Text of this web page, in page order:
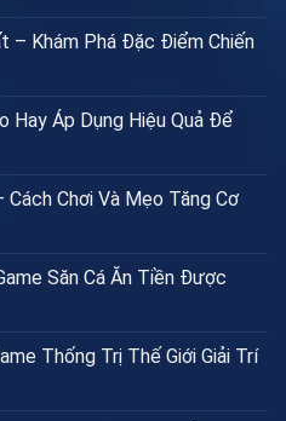
– Khám Phá Đặc Điểm Chiến
Hay Áp Dụng Hiệu Quả Để
Chơi Và Mẹo Tăng Cơ
Săn Cá Ăn Tiền Được
Thống Trị Thế Giới Giải Trí